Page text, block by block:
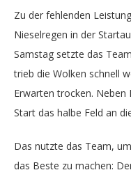
Zu der fehlenden
Nieselregen in der
Samstag setzte das
trieb die Wolken schnell
Erwarten trocken.
Start das halbe Feld an
Das nutzte das Team,
das Beste zu machen: